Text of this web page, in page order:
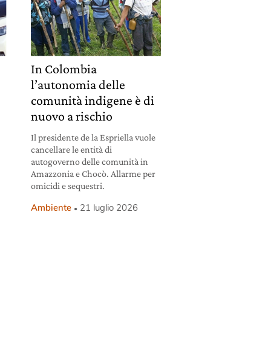
In Colombia
l’autonomia delle
comunità indigene è di
nuovo a rischio
Il presidente de la Espriella vuole
cancellare le entità di
autogoverno delle comunità in
Amazzonia e Chocò. Allarme per
omicidi e sequestri.
Ambiente 21 luglio 2026